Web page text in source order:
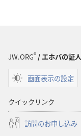
JW.ORG®/ エホバの証
画面表示の設定
クイックリンク
訪問のお申し込み